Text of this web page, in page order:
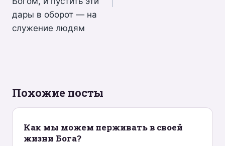
дары в оборот — на
служение людям
Похожие посты
Как мы можем перживать в своей
жизни Бога?